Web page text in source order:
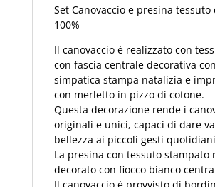
Set Canovaccio e presina tessuto
100%
Il canovaccio è realizzato con
con fascia centrale decorativa con
simpatica stampa natalizia e
con merletto in pizzo di cotone.
Questa decorazione rende i
originali e unici, capaci di dare
bellezza ai piccoli gesti
La presina con tessuto stampato
decorato con fiocco bianco